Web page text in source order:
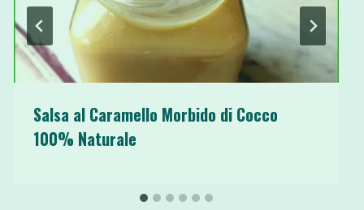
Salsa al Caramello Morbido di Cocco
100% Naturale